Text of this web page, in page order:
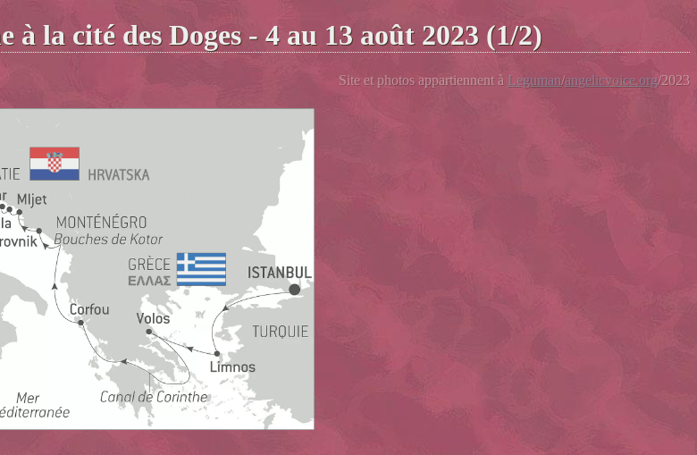
la cité des Doges - 4 au 13 août 2023 (1/2)
Site et photos appartiennent à Leguman/angelicvoice.org/2023